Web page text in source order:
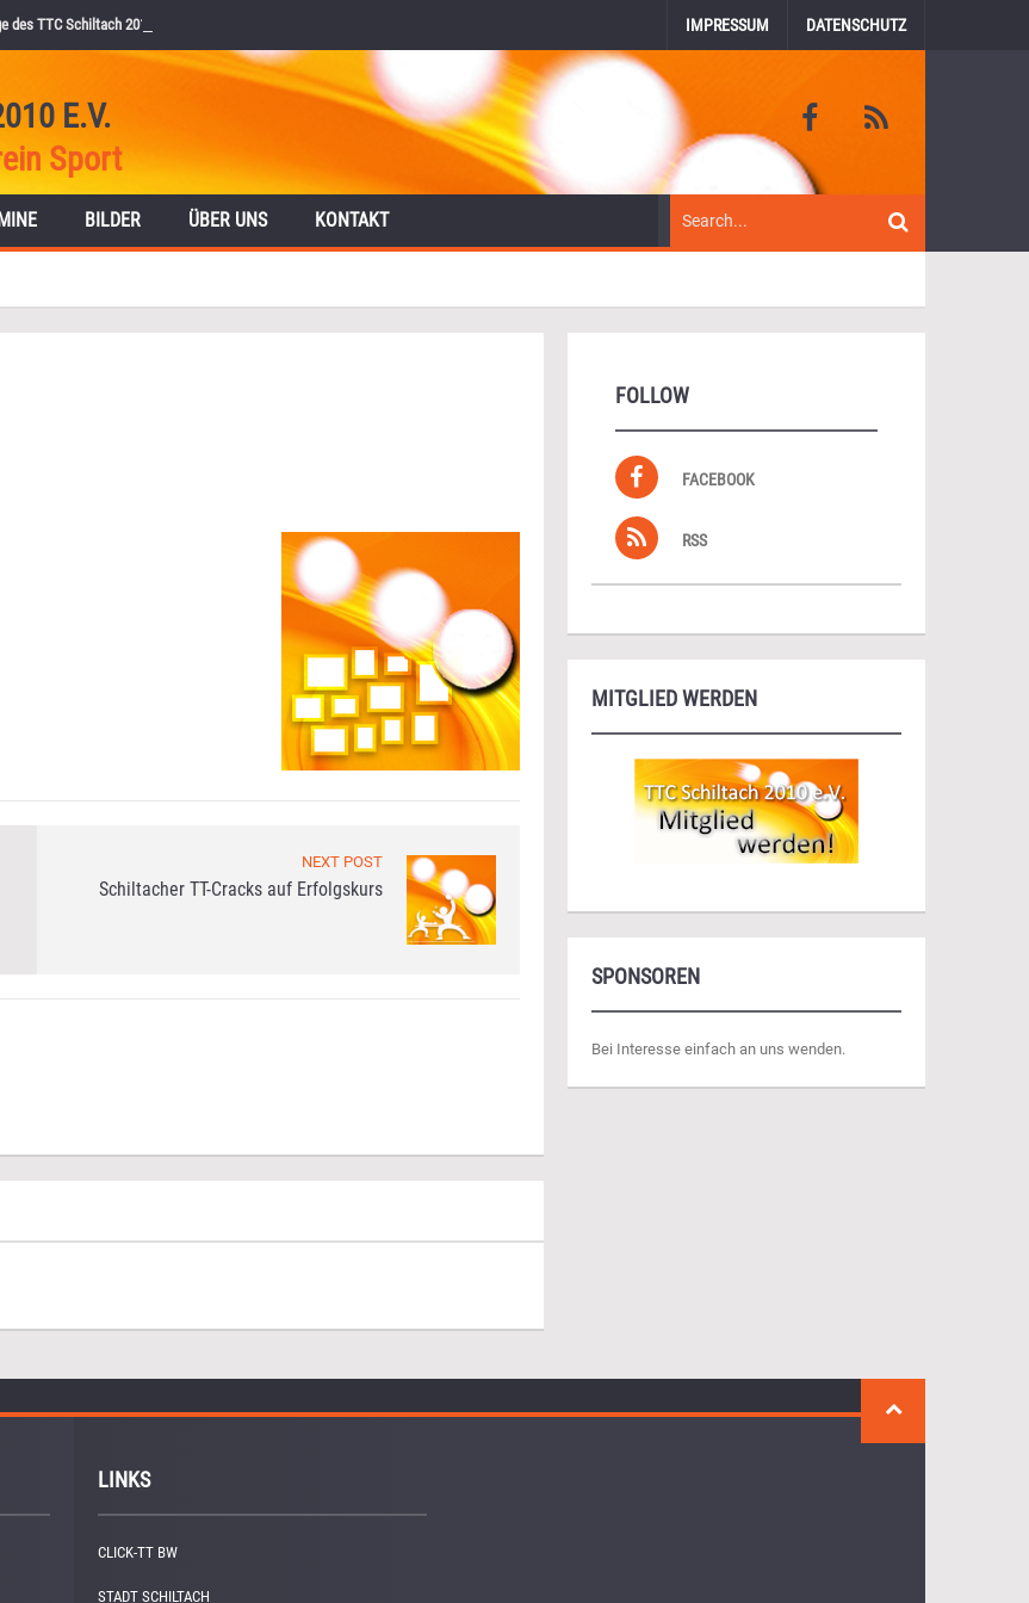
TTC Schiltach 2010 e.V. IMPRESSUM DATENSCHUTZ
E.V.
Sport
BILDER ÜBER UNS KONTAKT
NEXT POST
Schiltacher TT-Cracks auf Erfolgskurs
FOLLOW
FACEBOOK
RSS
MITGLIED WERDEN
SPONSOREN
Bei Interesse einfach an uns wenden.
LINKS
CLICK-TT BW
STADT SCHILTACH